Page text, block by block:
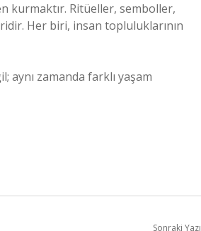
kurmaktır. Ritüeller, semboller,
Her biri, insan topluluklarının
aynı zamanda farklı yaşam
Sonraki Yazı